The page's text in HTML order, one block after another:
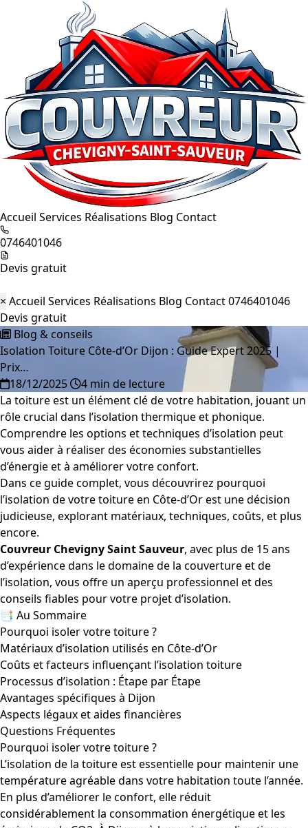
Accueil Services Réalisations Blog Contact
0746401046
Devis gratuit
× Accueil Services Réalisations Blog Contact0746401046
Devis gratuit
Blog & conseils
Isolation Toiture Côte-d’Or Dijon : Guide Expert 2025 |
Prix…
18/12/2025
4 min de lecture
La toiture est un élément clé de votre habitation, jouant un
rôle crucial dans l’isolation thermique et phonique.
Comprendre les options et techniques d’isolation peut
vous aider à réaliser des économies substantielles
d’énergie et à améliorer votre confort.
Dans ce guide complet, vous découvrirez pourquoi
l’isolation de votre toiture en Côte-d’Or est une décision
judicieuse, explorant matériaux, techniques, coûts, et plus
encore.
Couvreur Chevigny Saint Sauveur, avec plus de 15 ans
d’expérience dans le domaine de la couverture et de
l’isolation, vous offre un aperçu professionnel et des
conseils fiables pour votre projet d’isolation.
📑 Au Sommaire
Pourquoi isoler votre toiture ?
Matériaux d’isolation utilisés en Côte-d’Or
Coûts et facteurs influençant l’isolation toiture
Processus d’isolation : Étape par Étape
Avantages spécifiques à Dijon
Aspects légaux et aides financières
Questions Fréquentes
Pourquoi isoler votre toiture ?
L’isolation de la toiture est essentielle pour maintenir une
température agréable dans votre habitation toute l’année.
En plus d’améliorer le confort, elle réduit
considérablement la consommation énergétique et les